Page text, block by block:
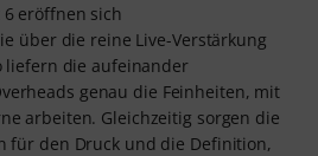
eröffnen sich
über die reine Live-Verstärkung
liefern die aufeinander
genau die Feinheiten, mit
arbeiten. Gleichzeitig sorgen die
für den Druck und die Definition,